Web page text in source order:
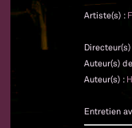
Artiste(s) :
Auteur(s)
Auteur(s) :
Entretien